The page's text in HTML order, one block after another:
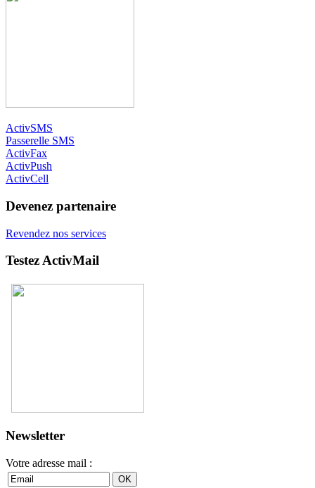
ActivSMS
Passerelle SMS
ActivFax
ActivPush
ActivCell
Devenez partenaire
Revendez nos services
Testez ActivMail
Newsletter
Votre adresse mail :